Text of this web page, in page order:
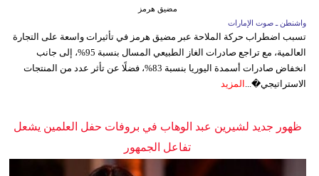
مضيق هرمز
واشنطن ـ صوت الإمارات
تسبب اضطراب حركة الملاحة عبر مضيق هرمز في تأثيرات واسعة على التجارة
العالمية، مع تراجع صادرات الغاز الطبيعي المسال بنسبة 95%، إلى جانب
انخفاض صادرات أسمدة اليوريا بنسبة 83%، فضلًا عن تأثر عدد من المنتجات
الاستراتيجي�... المزيد
ظهور جديد لشيرين عبد الوهاب في بروفات حفل العلمين يشعل
تفاعل الجمهور